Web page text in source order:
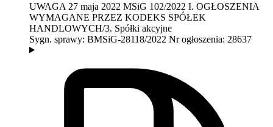
UWAGA 27 maja 2022 MSiG 102/2022 I. OGŁOSZENIA
WYMAGANE PRZEZ KODEKS SPÓŁEK
HANDLOWYCH/3. Spółki akcyjne
Sygn. sprawy: BMSiG-28118/2022 Nr ogłoszenia: 28637